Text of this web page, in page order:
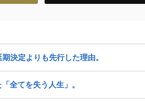
決定よりも先行した理由。
全てを失う人生」。